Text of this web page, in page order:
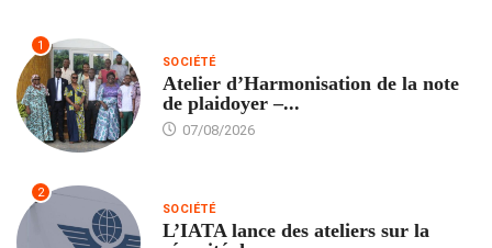
1
SOCIÉTÉ
Atelier d’Harmonisation de la note
de plaidoyer –...
07/08/2026
2
SOCIÉTÉ
L’IATA lance des ateliers sur la